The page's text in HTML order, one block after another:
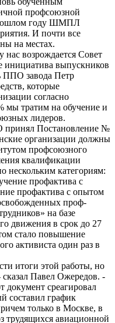
профсоюзной
году ШМПЛ
И почти все
на местах.
возрождается Совет
инициатива выпускников
ППО завода Петр
которые
согласно
мы тратим на обучение и
лидеров.
принял Постановление №
организации должны
профсоюзного
квалификации
нескольким категориям:
проф­актива с
профактива с опытом
проф­
на базе
движения в срок до 27
стало повышение
активиста один раз в
итоги этой работы, но
сказал Павел Ожередов. -
документ среагировал
составил график
только в Москве, в
трудящихся авиационной